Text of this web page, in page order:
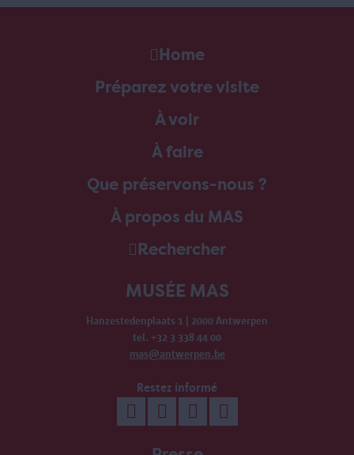
Home
Préparez votre visite
À voir
À faire
Que préservons-nous ?
À propos du MAS
Rechercher
MUSÉE MAS
Hanzestedenplaats 1 | 2000 Antwerpen
tel. +32 3 338 44 00
mas@antwerpen.be
Restez informé